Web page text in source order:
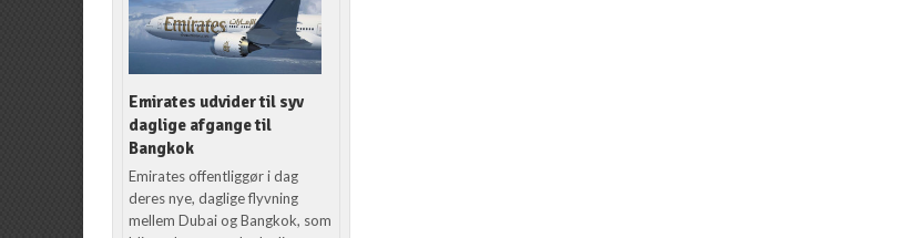
Emirates udvider til syv
daglige afgange til
Bangkok
Emirates offentliggør i dag
deres nye, daglige flyvning
mellem Dubai og Bangkok, som